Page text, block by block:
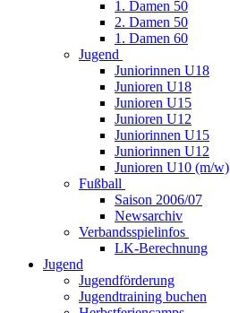
1. Damen 50
2. Damen 50
1. Damen 60
Jugend
Juniorinnen U18
Junioren U18
Junioren U15
Junioren U12
Juniorinnen U15
Juniorinnen U12
Junioren U10 (m/w)
Fußball
Saison 2006/07
Newsarchiv
Verbandsspielinfos
LK-Berechnung
Jugend
Jugendförderung
Jugendtraining buchen